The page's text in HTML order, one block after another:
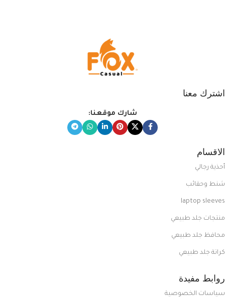
اشترك معنا
شارك موقعنا:
الاقسام
أحذية رجالي
شنط وحقائب
laptop sleeves
منتجات جلد طبيعي
محافظ جلد طبيعي
كراتة جلد طبيعي
روابط مفيدة
سياسات الخصوصية